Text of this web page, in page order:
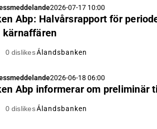
2026-07-17 10:00
Abp: Halvårsrapport för
kärnaffären
0 dislikesÅlandsbanken
2026-06-18 06:00
Abp informerar om preliminär
0 dislikesÅlandsbanken